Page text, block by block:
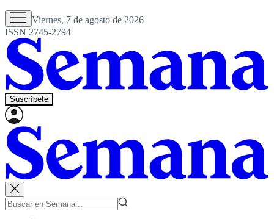
Viernes, 7 de agosto de 2026
ISSN 2745-2794
Suscríbete